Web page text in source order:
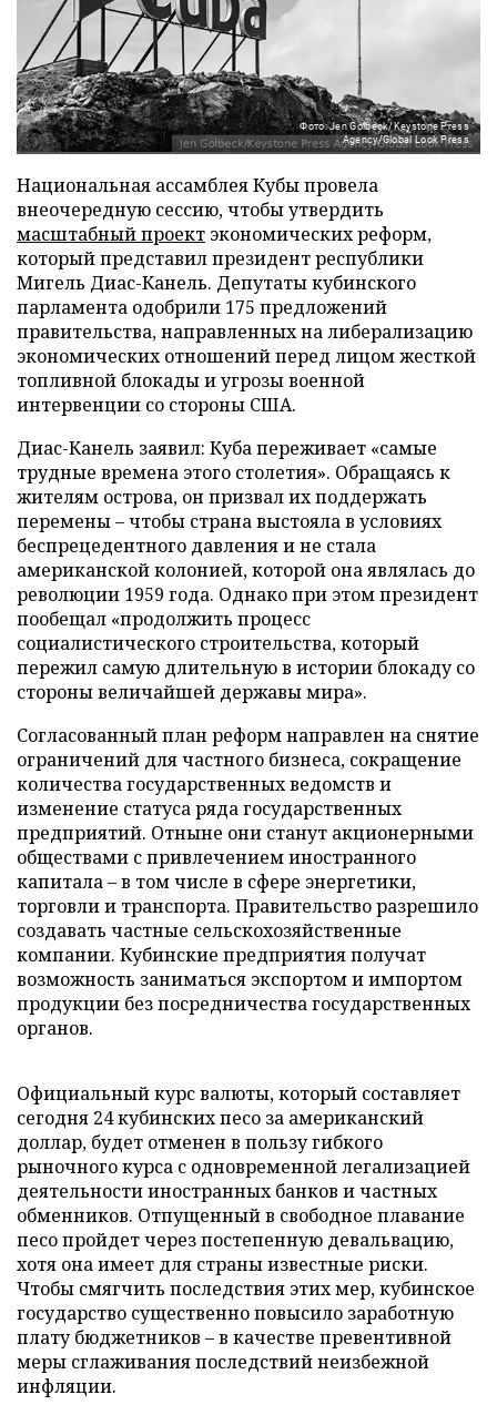
Фото: Jen Golbeck/Keystone Press
Agency/Global Look Press
Национальная ассамблея Кубы провела
внеочередную сессию, чтобы утвердить
масштабный проект экономических реформ,
который представил президент республики
Мигель Диас-Канель. Депутаты кубинского
парламента одобрили 175 предложений
правительства, направленных на либерализацию
экономических отношений перед лицом жесткой
топливной блокады и угрозы военной
интервенции со стороны США.
Диас-Канель заявил: Куба переживает «самые
трудные времена этого столетия». Обращаясь к
жителям острова, он призвал их поддержать
перемены – чтобы страна выстояла в условиях
беспрецедентного давления и не стала
американской колонией, которой она являлась до
революции 1959 года. Однако при этом президент
пообещал «продолжить процесс
социалистического строительства, который
пережил самую длительную в истории блокаду со
стороны величайшей державы мира».
Согласованный план реформ направлен на снятие
ограничений для частного бизнеса, сокращение
количества государственных ведомств и
изменение статуса ряда государственных
предприятий. Отныне они станут акционерными
обществами с привлечением иностранного
капитала – в том числе в сфере энергетики,
торговли и транспорта. Правительство разрешило
создавать частные сельскохозяйственные
компании. Кубинские предприятия получат
возможность заниматься экспортом и импортом
продукции без посредничества государственных
органов.
Официальный курс валюты, который составляет
сегодня 24 кубинских песо за американский
доллар, будет отменен в пользу гибкого
рыночного курса с одновременной легализацией
деятельности иностранных банков и частных
обменников. Отпущенный в свободное плавание
песо пройдет через постепенную девальвацию,
хотя она имеет для страны известные риски.
Чтобы смягчить последствия этих мер, кубинское
государство существенно повысило заработную
плату бюджетников – в качестве превентивной
меры сглаживания последствий неизбежной
инфляции.